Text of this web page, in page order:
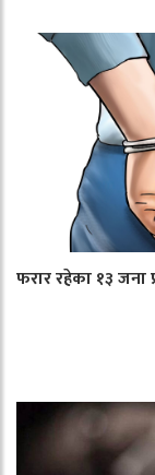
फरार रहेका १३ जना